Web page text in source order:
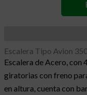
Escalera Tipo Avion
Escalera de Acero, con
giratorias con freno
en altura, cuenta con